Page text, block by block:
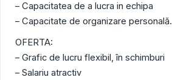
– Capacitatea de a lucra in echipa
– Capacitate de organizare personală.
OFERTA:
– Grafic de lucru flexibil, în schimburi
– Salariu atractiv